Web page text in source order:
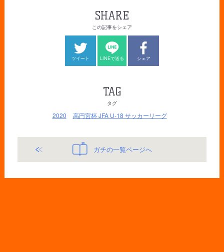
SHARE
この記事をシェア
ツイート LINEで送る シェア
TAG
タグ
2020 高円宮杯 JFA U-18 サッカーリーグ
ガチの一覧ページへ